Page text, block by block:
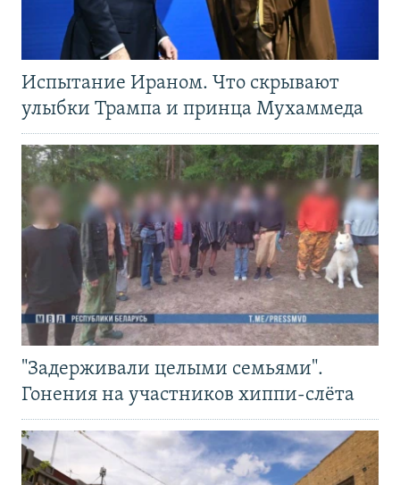
Испытание Ираном. Что скрывают
улыбки Трампа и принца Мухаммеда
"Задерживали целыми семьями".
Гонения на участников хиппи-слёта